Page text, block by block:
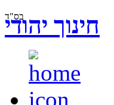
בס"ד
חינוך יהודי